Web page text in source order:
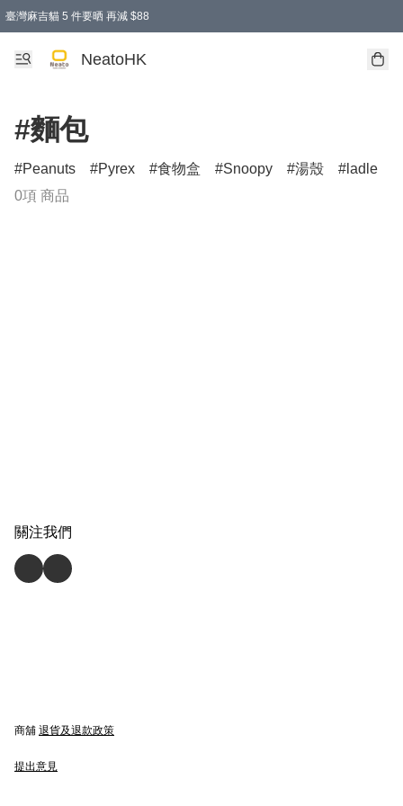
臺灣麻吉貓 5 件要晒 再減 $88
消費即享全單 95 折優惠！
購物滿 HKD 300.00即享免運費優惠！（適用於 特定的送貨方式 )
買麻吉貓廚具套裝免運費
寄送台灣運費滿HKD300 減 HKD50 優惠（不適用於儲物用品及傢俬）
NeatoHK
#麵包
Peanuts Pyrex 食物盒 Snoopy 湯殼 ladle
0項 商品
關注我們
商舖 退貨及退款政策
提出意見